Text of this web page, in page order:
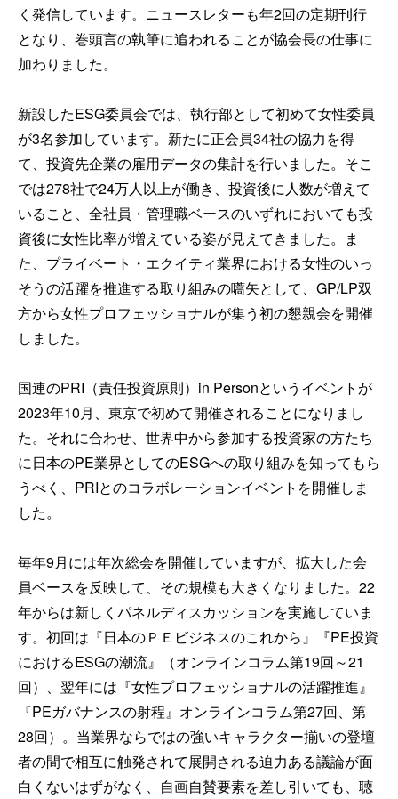
く発信しています。ニュースレターも年2回の定期刊行
となり、巻頭言の執筆に追われることが協会長の仕事に
加わりました。
新設したESG委員会では、執行部として初めて女性委員
が3名参加しています。新たに正会員34社の協力を得
て、投資先企業の雇用データの集計を行いました。そこ
では278社で24万人以上が働き、投資後に人数が増えて
いること、全社員・管理職ベースのいずれにおいても投
資後に女性比率が増えている姿が見えてきました。ま
た、プライベート・エクイティ業界における女性のいっ
そうの活躍を推進する取り組みの嚆矢として、GP/LP双
方から女性プロフェッショナルが集う初の懇親会を開催
しました。
国連のPRI（責任投資原則）in Personというイベントが
2023年10月、東京で初めて開催されることになりまし
た。それに合わせ、世界中から参加する投資家の方たち
に日本のPE業界としてのESGへの取り組みを知ってもら
うべく、PRIとのコラボレーションイベントを開催しま
した。
毎年9月には年次総会を開催していますが、拡大した会
員ベースを反映して、その規模も大きくなりました。22
年からは新しくパネルディスカッションを実施していま
す。初回は『日本のＰＥビジネスのこれから』『PE投資
におけるESGの潮流』（オンラインコラム第19回～21
回）、翌年には『女性プロフェッショナルの活躍推進』
『PEガバナンスの射程』オンラインコラム第27回、第
28回）。当業界ならではの強いキャラクター揃いの登壇
者の間で相互に触発されて展開される迫力ある議論が面
白くないはずがなく、自画自賛要素を差し引いても、聴